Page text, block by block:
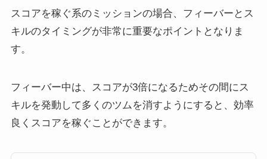
スコアを稼ぐ系のミッションの場合、フィーバーとス
キルのタイミングが非常に重要なポイントとなりま
す。
フィーバー中は、スコアが3倍になるためその間にス
キルを発動して多くのツムを消すようにすると、効率
良くスコアを稼ぐことができます。